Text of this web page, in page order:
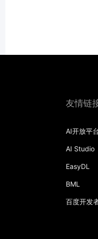
友情链
AI开放平
AI Studio
EasyDL
BML
百度开发